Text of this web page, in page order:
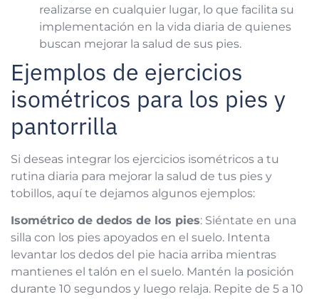
realizarse en cualquier lugar, lo que facilita su
implementación en la vida diaria de quienes
buscan mejorar la salud de sus pies.
​Ejemplos de ejercicios
isométricos para los pies y
pantorrilla
Si deseas integrar los ejercicios isométricos a tu
rutina diaria para mejorar la salud de tus pies y
tobillos, aquí te dejamos algunos ejemplos:
Isométrico de dedos de los pies: Siéntate en una
silla con los pies apoyados en el suelo. Intenta
levantar los dedos del pie hacia arriba mientras
mantienes el talón en el suelo. Mantén la posición
durante 10 segundos y luego relaja. Repite de 5 a 10